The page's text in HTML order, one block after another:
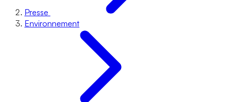
Presse
Environnement